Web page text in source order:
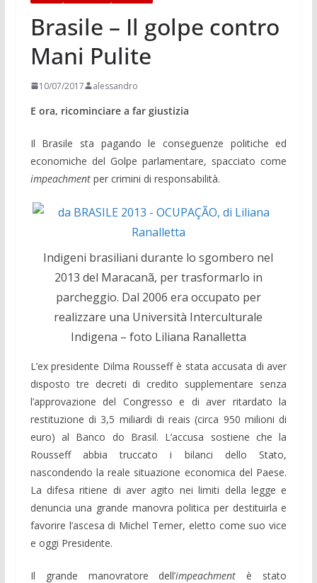
Brasile – Il golpe contro
Mani Pulite
10/07/2017 alessandro
E ora, ricominciare a far giustizia
Il Brasile sta pagando le conseguenze politiche ed
economiche del Golpe parlamentare, spacciato come
impeachmentper crimini di responsabilità.
Indigeni brasiliani durante lo sgombero nel
2013 del Maracanã, per trasformarlo in
parcheggio. Dal 2006 era occupato per
realizzare una Università Interculturale
Indigena – foto Liliana Ranalletta
L’ex presidente Dilma Rousseff è stata accusata di aver
disposto tre decreti di credito supplementare senza
l’approvazione del Congresso e di aver ritardato la
restituzione di 3,5 miliardi di reais (circa 950 milioni di
euro) al Banco do Brasil. L’accusa sostiene che la
Rousseff abbia truccato i bilanci dello Stato,
nascondendo la reale situazione economica del Paese.
La difesa ritiene di aver agito nei limiti della legge e
denuncia una grande manovra politica per destituirla e
favorire l’ascesa di Michel Temer, eletto come suo vice
e oggi Presidente.
Il grande manovratore dell’impeachment è stato